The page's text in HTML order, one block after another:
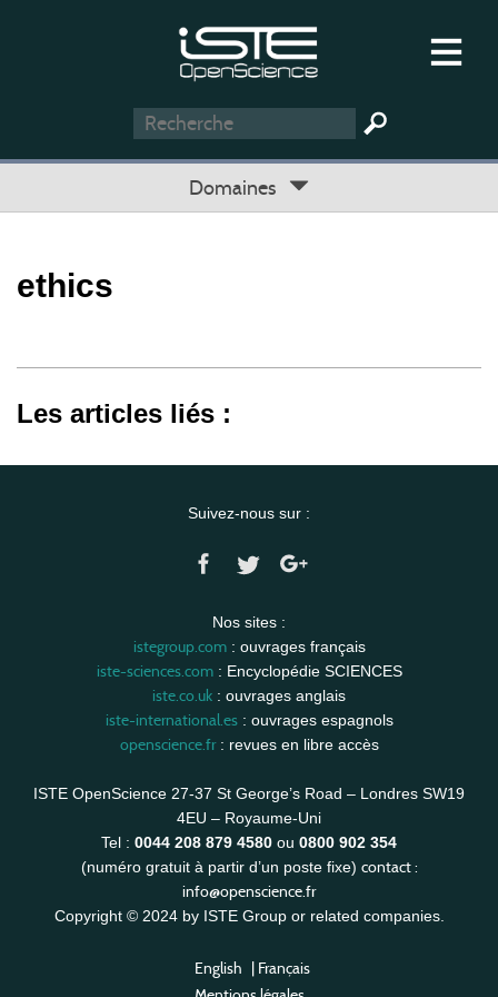
Domaines
ethics
Les articles liés :
Suivez-nous sur :
Nos sites :
istegroup.com: ouvrages français
iste-sciences.com: Encyclopédie SCIENCES
iste.co.uk : ouvrages anglais
iste-international.es: ouvrages espagnols
openscience.fr: revues en libre accès
ISTE OpenScience 27-37 St George’s Road – Londres SW19
4EU – Royaume-Uni
Tel : 0044 208 879 4580 ou 0800 902 354
(numéro gratuit à partir d’un poste fixe) contact :
info@openscience.fr
Copyright © 2024 by ISTE Group or related companies.
English | Français